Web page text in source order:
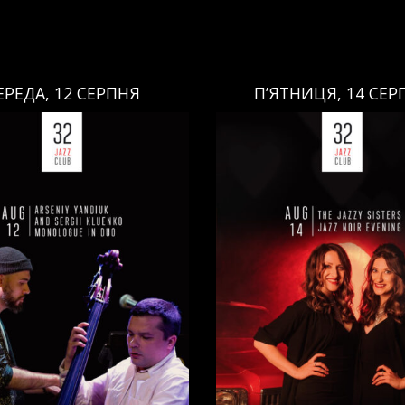
12 СЕРПНЯ
Ціна:
Арсеній Яндюк(
) Сергій Клюєнко(Бас,)
П’ЯТНИЦЯ, 14
П’ЯТНИЦЯ, 14 СЕРПНЯ
Виконавці:Анна
Вокал
/Юлія
Вокал
,)/Григорій
Саксофон
,)/Арсеній
Рояль
Єгор
Контрабас
,)/
(Барабани ,)/